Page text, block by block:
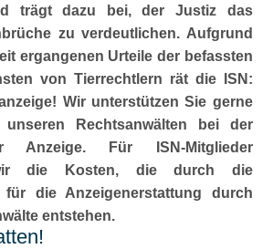
trägt dazu bei, der Justiz das
zu verdeutlichen. Aufgrund
ergangenen Urteile der befassten
von Tierrechtlern rät die ISN:
Wir unterstützen Sie gerne
unseren Rechtsanwälten bei der
Anzeige. Für ISN-Mitglieder
die Kosten, die durch die
für die Anzeigenerstattung durch
entstehen.